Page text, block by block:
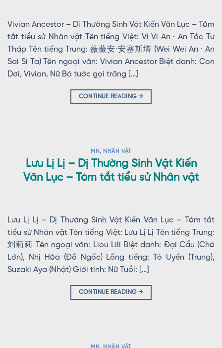
Vivian Ancestor – Dị Thường Sinh Vật Kiến Văn Lục – Tóm
tắt tiểu sử Nhân vật Tên tiếng Việt: Vi Vi An · An Tắc Tư
Tháp Tên tiếng Trung: 薇薇安·安塞斯塔 (Wei Wei An · An
Sai Si Ta) Tên ngoại văn: Vivian Ancestor Biệt danh: Con
Dơi, Vivian, Nữ Bá tước gọi trăng […]
CONTINUE READING →
MN , NHÂN VẬT
Lưu Lị Lị – Dị Thường Sinh Vật Kiến
Văn Lục – Tóm tắt tiểu sử Nhân vật
Lưu Lị Lị – Dị Thường Sinh Vật Kiến Văn Lục – Tóm tắt
tiểu sử Nhân vật Tên tiếng Việt: Lưu Lị Lị Tên tiếng Trung:
刘莉莉 Tên ngoại văn: Liou Lili Biệt danh: Đại Cẩu (Chó
Lớn), Nhị Hóa (Đồ Ngốc) Lồng tiếng: Tô Uyển (Trung),
Suzaki Aya (Nhật) Giới tính: Nữ Tuổi: […]
CONTINUE READING →